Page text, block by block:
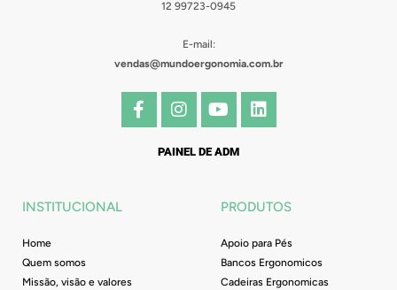
12 99723-0945
E-mail:
vendas@mundoergonomia.com.br
F
a
I
n
t
Y
o
t
e
L
i
i
PAINEL DE ADM
INSTITUCIONAL
Home
Quem somos
Missão, visão e valores
PRODUTOS
Apoio para Pés
Bancos Ergonomicos
Cadeiras Ergonomicas